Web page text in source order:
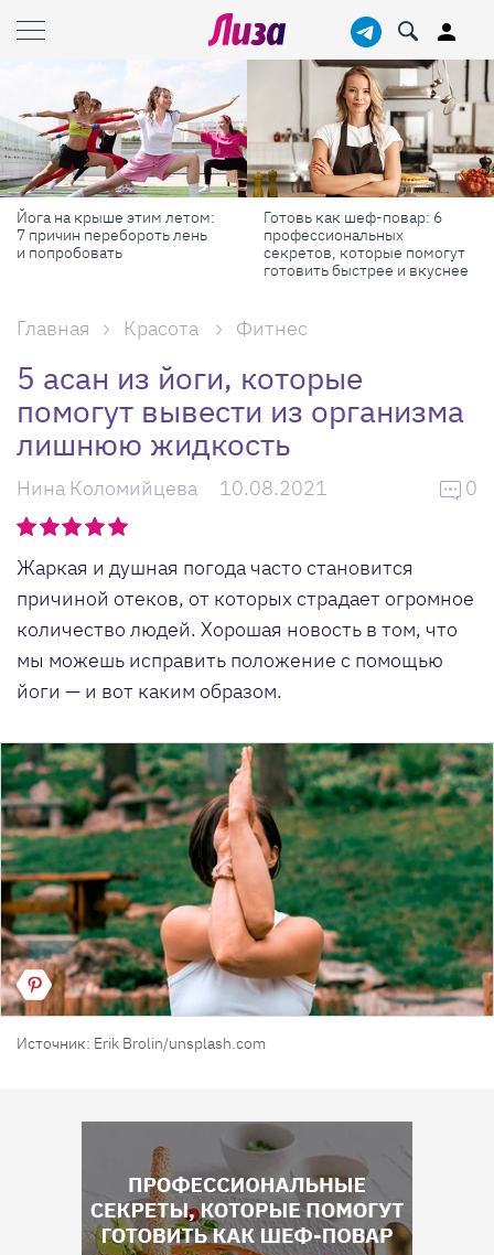
Готовь как шеф-повар: 6
профессиональных
секретов, которые помогут
Масштабные приключения:
самые красивые фестивали
России в августе
Главная Красота Фитнес
5 асан из йоги, которые
помогут вывести из организма
лишнюю жидкость
Нина Коломийцева 10.08.2021 0
Жаркая и душная погода часто становится
причиной отеков, от которых страдает огромное
количество людей. Хорошая новость в том, что
мы можешь исправить положение с помощью
йоги — и вот каким образом.
Источник: Erik Brolin/unsplash.com